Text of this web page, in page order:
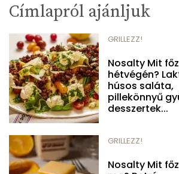
Címlapról ajánljuk
GRILLEZZ!
Nosalty Mit
hétvégén?
húsos saláta,
pillekönnyű
desszertek...
GRILLEZZ!
Nosalty Mit